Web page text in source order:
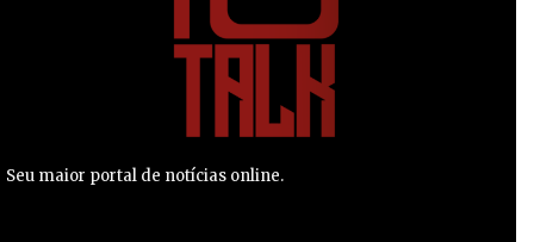
Seu maior portal de notícias online.